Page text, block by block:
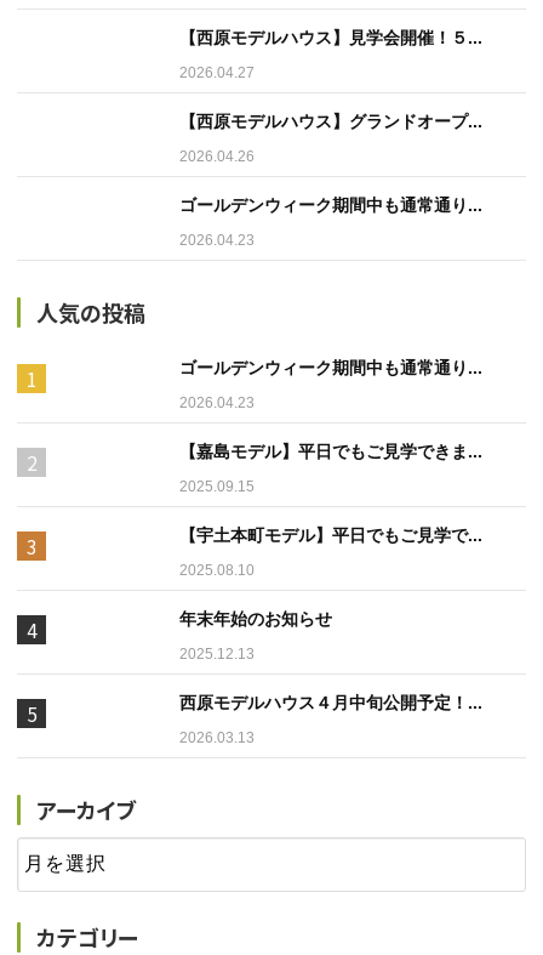
【西原モデルハウス】見学会開催！５...
2026.04.27
【西原モデルハウス】グランドオープ...
2026.04.26
ゴールデンウィーク期間中も通常通り...
2026.04.23
人気の投稿
ゴールデンウィーク期間中も通常通り...
2026.04.23
【嘉島モデル】平日でもご見学できま...
2025.09.15
【宇土本町モデル】平日でもご見学で...
2025.08.10
年末年始のお知らせ
2025.12.13
西原モデルハウス４月中旬公開予定！...
2026.03.13
アーカイブ
カテゴリー